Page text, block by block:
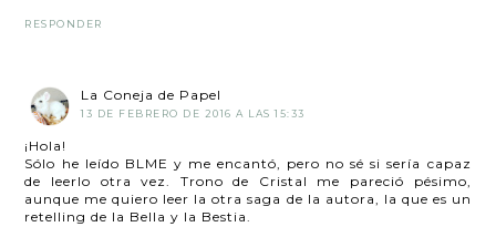
RESPONDER
La Coneja de Papel
13 DE FEBRERO DE 2016 A LAS 15:33
¡Hola!
Sólo he leído BLME y me encantó, pero no sé si sería capaz
de leerlo otra vez. Trono de Cristal me pareció pésimo,
aunque me quiero leer la otra saga de la autora, la que es un
retelling de la Bella y la Bestia.